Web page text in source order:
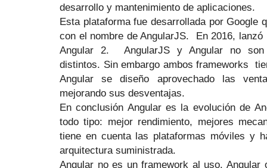
desarrollo y mantenimiento de aplicaciones.
Esta plataforma fue desarrollada por Google
con el nombre de AngularJS.
En 2016, lanzó
Angular 2.
AngularJS y Angular no
distintos. Sin embargo ambos frameworks
Angular se diseño aprovechado las
mejorando sus desventajas.
En conclusión Angular es la evolución de
todo tipo: mejor rendimiento, mejores
tiene en cuenta las plataformas móviles y
arquitectura suministrada.
Angular no es un framework al uso. Angular